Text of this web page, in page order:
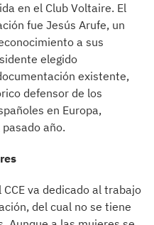
en el Club Voltaire. El
fue Jesús Arufe, un
a sus
elegido
existente,
defensor de los
en Europa,
año.
va dedicado al trabajo
del cual no se tiene